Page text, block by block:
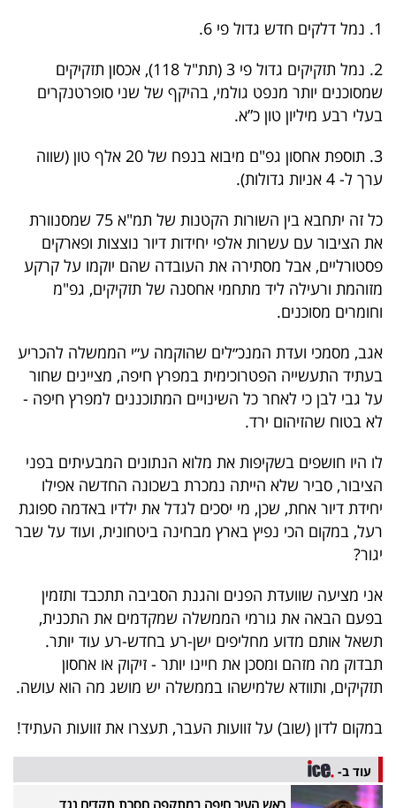
פרסמו
עקבו
אחרינו:
1. נמל דלקים חדש גדול פי 6.
2. נמל תזקיקים גדול פי 3 (תת"ל 118), אכסון תזקיקים
שמסוכנים יותר מנפט גולמי, בהיקף של שני סופרטנקרים
בעלי רבע מיליון טון כ”א.
3. תוספת אחסון גפ"ם מיבוא בנפח של 20 אלף טון (שווה
ערך ל- 4 אניות גדולות).
כל זה יתחבא בין השורות הקטנות של תמ"א 75 שמסנוורת
את הציבור עם עשרות אלפי יחידות דיור נוצצות ופארקים
פסטורליים, אבל מסתירה את העובדה שהם יוקמו על קרקע
מזוהמת ורעילה ליד מתחמי אחסנה של תזקיקים, גפ"מ
וחומרים מסוכנים.
אגב, מסמכי ועדת המנכ״לים שהוקמה ע״י הממשלה להכריע
בעתיד התעשייה הפטרוכימית במפרץ חיפה, מציינים שחור
על גבי לבן כי לאחר כל השינויים המתוכננים למפרץ חיפה -
לא בטוח שהזיהום ירד.
לו היו חושפים בשקיפות את מלוא הנתונים המבעיתים בפני
הציבור, סביר שלא הייתה נמכרת בשכונה החדשה אפילו
יחידת דיור אחת, שכן, מי יסכים לגדל את ילדיו באדמה ספוגת
רעל, במקום הכי נפיץ בארץ מבחינה ביטחונית, ועוד על שבר
יגור?
אני מציעה שוועדת הפנים והגנת הסביבה תתכבד ותזמין
בפעם הבאה את גורמי הממשלה שמקדמים את התכנית,
תשאל אותם מדוע מחליפים ישן-רע בחדש-רע עוד יותר.
תבדוק מה מזהם ומסכן את חיינו יותר - זיקוק או אחסון
תזקיקים, ותוודא שלמישהו בממשלה יש מושג מה הוא עושה.
במקום לדון (שוב) על זוועות העבר, תעצרו את זוועות העתיד!
עוד ב-
ראש העיר חיפה במתקפה חסרת תקדים נגד